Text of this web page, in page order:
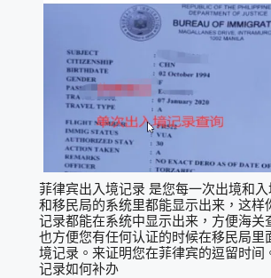
菲律宾出入境记录 是您每一次出境和
和移民局的系统里都能显示出来，这样
记录都能在系统中显示出来，方便海关
也方便您有任何认证的时候在移民局里
境记录。来证明您在菲律宾的逗留时间
记录如何补办